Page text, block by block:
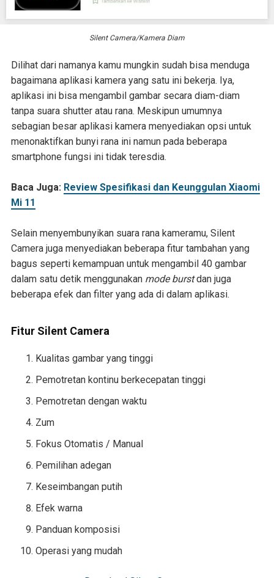
Silent Camera/Kamera Diam
Dilihat dari namanya kamu mungkin sudah bisa menduga
bagaimana aplikasi kamera yang satu ini bekerja. Iya,
aplikasi ini bisa mengambil gambar secara diam-diam
tanpa suara shutter atau rana. Meskipun umumnya
sebagian besar aplikasi kamera menyediakan opsi untuk
menonaktifkan bunyi rana ini namun pada beberapa
smartphone fungsi ini tidak teresdia.
Baca Juga: Review Spesifikasi dan Keunggulan Xiaomi
Mi 11
Selain menyembunyikan suara rana kameramu, Silent
Camera juga menyediakan beberapa fitur tambahan yang
bagus seperti kemampuan untuk mengambil 40 gambar
dalam satu detik menggunakan mode burstdan juga
beberapa efek dan filter yang ada di dalam aplikasi.
Fitur Silent Camera
Kualitas gambar yang tinggi
Pemotretan kontinu berkecepatan tinggi
Pemotretan dengan waktu
Zum
Fokus Otomatis / Manual
Pemilihan adegan
Keseimbangan putih
Efek warna
Panduan komposisi
Operasi yang mudah